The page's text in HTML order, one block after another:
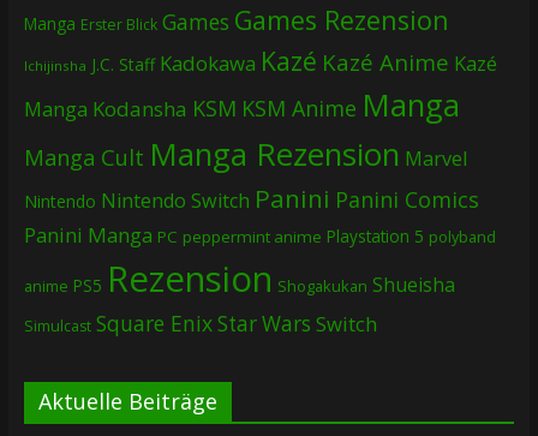
Manga Erster Blick Games Games Rezension
Ichijinsha J.C. Staff Kadokawa Kazé Kazé Anime Kazé
Manga Kodansha KSM KSM Anime Manga
Manga Cult Manga Rezension Marvel
Nintendo Nintendo Switch Panini Panini Comics
Panini Manga PC peppermint anime Playstation 5 polyband
anime PS5 Rezension Shogakukan Shueisha
Simulcast Square EnixStar Wars Switch
Aktuelle Beiträge